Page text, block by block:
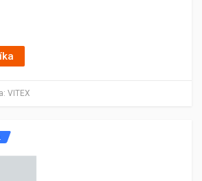
VITEX